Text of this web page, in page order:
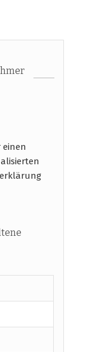
einen